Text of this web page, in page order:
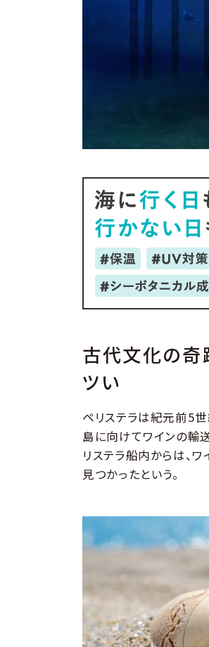
古代文化の奇
ツい
ペリステラは紀元前5
島に向けてワインの輸
リステラ船内からは、
見つかったという。